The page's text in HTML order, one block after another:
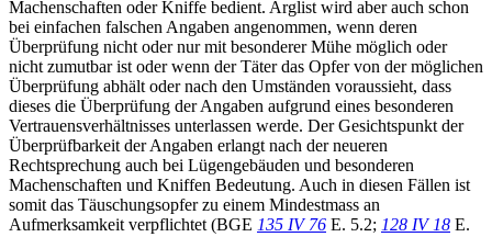
Machenschaften oder Kniffe bedient. Arglist wird aber auch schon
bei einfachen falschen Angaben angenommen, wenn deren
Überprüfung nicht oder nur mit besonderer Mühe möglich oder
nicht zumutbar ist oder wenn der Täter das Opfer von der möglichen
Überprüfung abhält oder nach den Umständen voraussieht, dass
dieses die Überprüfung der Angaben aufgrund eines besonderen
Vertrauensverhältnisses unterlassen werde. Der Gesichtspunkt der
Überprüfbarkeit der Angaben erlangt nach der neueren
Rechtsprechung auch bei Lügengebäuden und besonderen
Machenschaften und Kniffen Bedeutung. Auch in diesen Fällen ist
somit das Täuschungsopfer zu einem Mindestmass an
Aufmerksamkeit verpflichtet (BGE 135 IV 76 E. 5.2; 128 IV 18 E.